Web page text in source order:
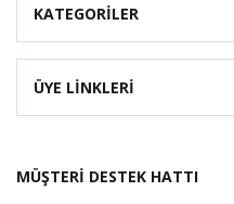
KATEGORİLER
ÜYE LİNKLERİ
MÜŞTERİ DESTEK HATTI